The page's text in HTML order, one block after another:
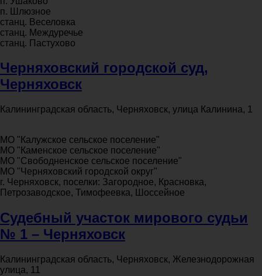
п. Шлюзное
станц. Веселовка
станц. Междуречье
станц. Пастухово
Черняховский городской суд,
Черняховск
Калининградская область, Черняховск, улица Калинина, 1
МО "Калужское сельское поселение"
МО "Каменское сельское поселение"
МО "Свободненское сельское поселение"
МО "Черняховский городской округ"
г. Черняховск, поселки: Загородное, Красновка,
Петрозаводское, Тимофеевка, Шоссейное
Судебный участок мирового судьи
№ 1 – Черняховск
Калининградская область, Черняховск, Железнодорожная
улица, 11